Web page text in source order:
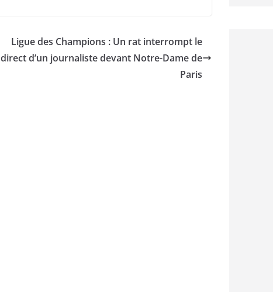
Ligue des Champions : Un rat interrompt le
direct d’un journaliste devant Notre-Dame de
Paris